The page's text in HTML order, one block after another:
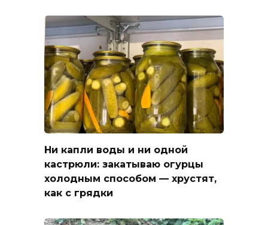
Ни капли воды и ни одной
кастрюли: закатываю огурцы
холодным способом — хрустят,
как с грядки